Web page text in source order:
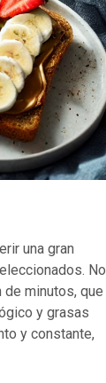
una gran
No
minutos, que
y grasas
y constante,